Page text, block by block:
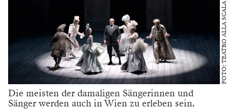
FOTO: TEATRO ALLA SCALA
Die meisten der damaligen Sängerinnen und
Sänger werden auch in Wien zu erleben sein.